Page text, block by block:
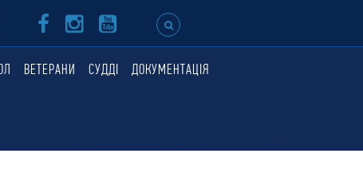
ВЕТЕРАНИ СУДДІ ДОКУМЕНТАЦІЯ